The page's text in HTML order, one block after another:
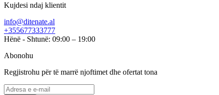
Kujdesi ndaj klientit
info@ditenate.al
+355677333777
Hënë - Shtunë: 09:00 – 19:00
Abonohu
Regjistrohu për të marrë njoftimet dhe ofertat tona